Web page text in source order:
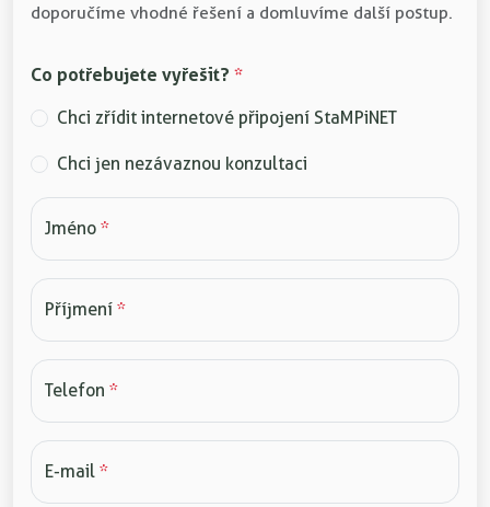
doporučíme vhodné řešení a domluvíme další postup.
Co potřebujete vyřešit? *
Chci zřídit internetové připojení StaMPiNET
Chci jen nezávaznou konzultaci
Jméno *
Příjmení *
Telefon *
E-mail *